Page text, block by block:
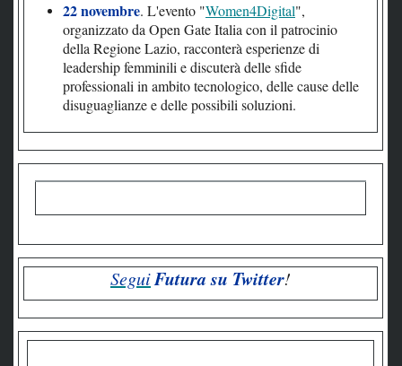
22 novembre. L'evento "Women4Digital",
organizzato da Open Gate Italia con il patrocinio
della Regione Lazio, racconterà esperienze di
leadership femminili e discuterà delle sfide
professionali in ambito tecnologico, delle cause delle
disuguaglianze e delle possibili soluzioni.
SeguiFutura su Twitter!